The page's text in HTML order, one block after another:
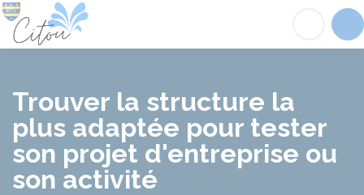
Trouver la structure la
plus adaptée pour tester
son projet d'entreprise ou
son activité